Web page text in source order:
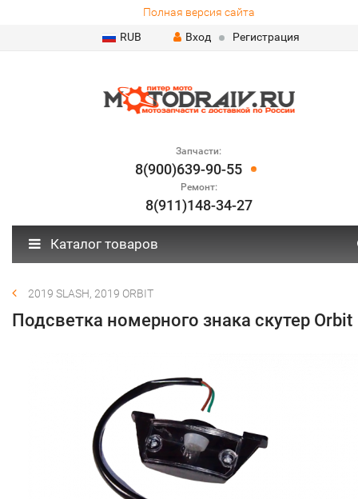
Полная версия сайта
RUB
Вход Регистрация
Запчасти:
8(900)639-90-55
Ремонт:
8(911)148-34-27
Каталог товаров
2019 SLASH, 2019 ORBIT
Подсветка номерного знака скутер Orbit